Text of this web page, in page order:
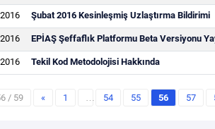
Şubat 2016 Kesinleşmiş Uzlaştırma Bildirimi
EPİAŞ Şeffaflık Platformu Beta Versiyonu
Tekil Kod Metodolojisi Hakkında
/ 59 « 1 … 54 55 56 57